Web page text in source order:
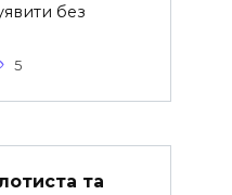
без
5
та